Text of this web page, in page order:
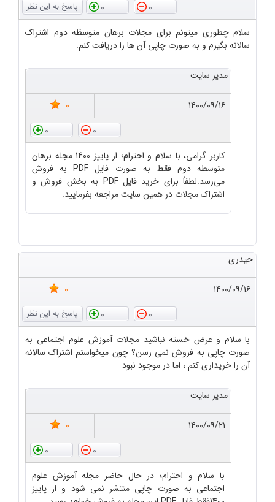
0
0
سلام چطوری میتونم برای مجلات برهان متوسظه دوم اشتراک
سالانه بگیرم و به صورت چاپی آن ها را دریافت کنم.
مدیر سایت
۱۴۰۰/۰۹/۱۶
0
0
0
کاربر گرامی، با سلام و احترام؛ از پاییز 1400 مجله برهان
متوسطه دوم فقط به صورت فایل PDF به فروش
می‌رسد.لطفاً برای خرید فایل PDF به بخش فروش و
اشتراک مجلات در همین سایت مراجعه بفرمایید.
حیدری
۱۴۰۰/۰۹/۱۶
0
0
0
با سلام و عرض خسته نباشید مجلات آموزش علوم اجتماعی به
صورت چاپی به فروش نمی رسن؟ چون میخواستم اشتراک سالانه
آن را خریداری کنم ، اما در موجود نبود
مدیر سایت
۱۴۰۰/۰۹/۲۱
0
0
0
با سلام و احترام؛ در حال حاضر مجله آموزش علوم
اجتماعی به صورت چاپی منتشر نمی شود و از پاییز